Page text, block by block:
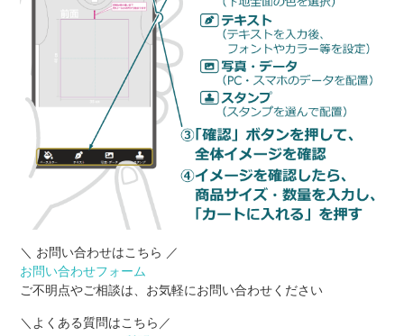
＼ お問い合わせはこちら ／
お問い合わせフォーム
ご不明点やご相談は、お気軽にお問い合わせください
＼よくある質問はこちら／